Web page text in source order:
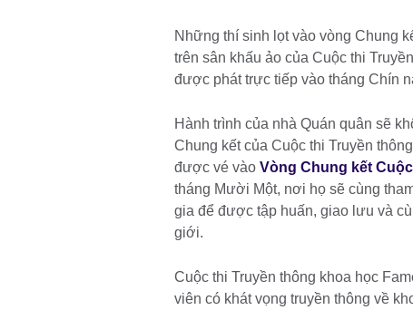
Những thí sinh lọt vào vòng Chung
trên sân khấu ảo của Cuộc thi
được phát trực tiếp vào tháng Chín
Hành trình của nhà Quán quân sẽ
Chung kết của Cuộc thi Truyền
được vé vào Vòng Chung kết
tháng Mười Một, nơi họ sẽ cùng
gia để được tập huấn, giao lưu và
giới.
Cuộc thi Truyền thông khoa học
viên có khát vọng truyền thông về